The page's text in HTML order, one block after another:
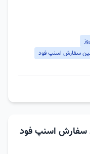
سفارش اسنپ فود
سفارش اسنپ فود